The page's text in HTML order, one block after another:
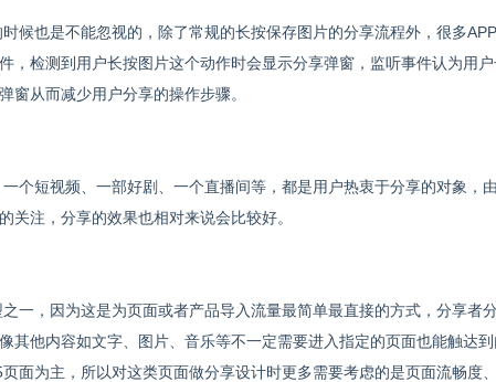
候也是不能忽视的，除了常规的长按保存图片的分享流程外，很多
，检测到用户长按图片这个动作时会显示分享弹窗，监听事件认为用
窗从而减少用户分享的操作步骤。
个短视频、一部好剧、一个直播间等，都是用户热衷于分享的对象，
关注，分享的效果也相对来说会比较好。
一，因为这是为页面或者产品导入流量最简单最直接的方式，分享者
其他内容如文字、图片、音乐等不一定需要进入指定的页面也能触达
面为主，所以对这类页面做分享设计时更多需要考虑的是页面流畅度、